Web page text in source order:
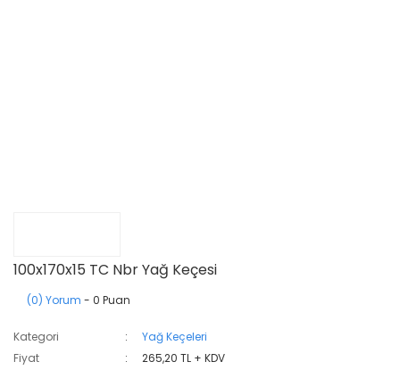
100x170x15 TC Nbr Yağ Keçesi
(0) Yorum - 0 Puan
Kategori
Yağ Keçeleri
Fiyat
265,20 TL + KDV